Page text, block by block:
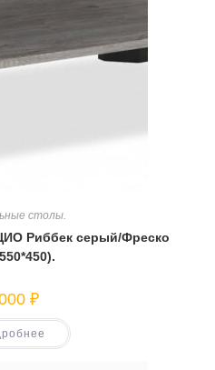
столы.
Риббек серый/Фреско
₽